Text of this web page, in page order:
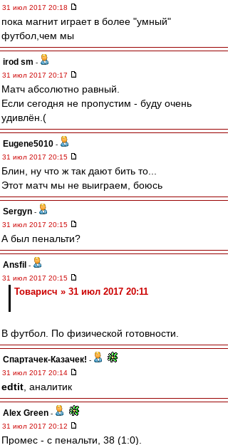
31 июл 2017 20:18
пока магнит играет в более "умный"
футбол,чем мы
irod sm -
31 июл 2017 20:17
Матч абсолютно равный.
Если сегодня не пропустим - буду очень
удивлён.(
Eugene5010 -
31 июл 2017 20:15
Блин, ну что ж так дают бить то...
Этот матч мы не выиграем, боюсь
Sergyn -
31 июл 2017 20:15
А был пенальти?
Ansfil -
31 июл 2017 20:15
Товарисч » 31 июл 2017 20:11
В футбол. По физической готовности.
Спартачек-Казачек! -
31 июл 2017 20:14
edtit , аналитик
Alex Green -
31 июл 2017 20:12
Промес - с пенальти, 38 (1:0).